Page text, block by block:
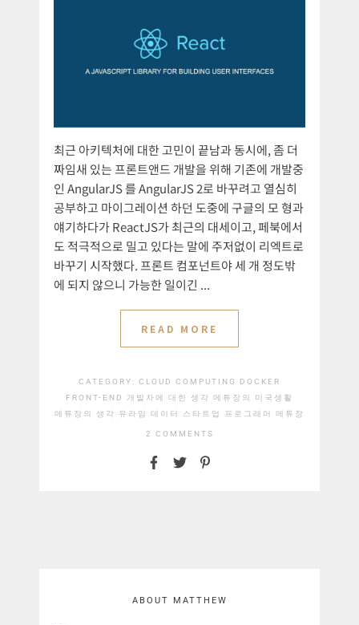
최근 아키텍처에 대한 고민이 끝남과 동시에, 좀 더
짜임새 있는 프론트앤드 개발을 위해 기존에 개발중
인 AngularJS 를 AngularJS 2로 바꾸려고 열심히
공부하고 마이그레이션 하던 도중에 구글의 모 형과
얘기하다가 ReactJS가 최근의 대세이고, 페북에서
도 적극적으로 밀고 있다는 말에 주저없이 리엑트로
바꾸기 시작했다. 프론트 컴포넌트야 세 개 정도밖
에 되지 않으니 가능한 일이긴 ...
READ MORE
CATEGORY: CLOUD COMPUTING
DOCKER
FRONT-END
개발자에 대한 생각 메튜장의 미국생활
메튜장의 생각
유라임 데이터 스타트업 프로그래머 메튜장
2 COMMENTS
ABOUT MATTHEW